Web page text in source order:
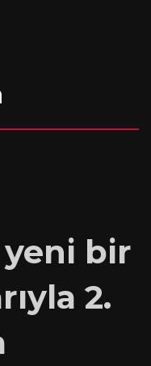
yeni bir
2.